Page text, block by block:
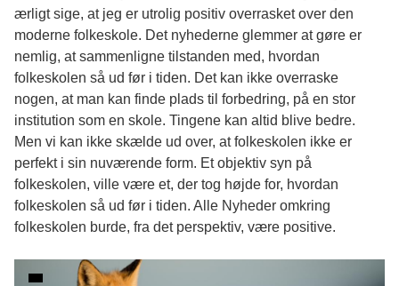
ærligt sige, at jeg er utrolig positiv overrasket over den
moderne folkeskole. Det nyhederne glemmer at gøre er
nemlig, at sammenligne tilstanden med, hvordan
folkeskolen så ud før i tiden. Det kan ikke overraske
nogen, at man kan finde plads til forbedring, på en stor
institution som en skole. Tingene kan altid blive bedre.
Men vi kan ikke skælde ud over, at folkeskolen ikke er
perfekt i sin nuværende form. Et objektiv syn på
folkeskolen, ville være et, der tog højde for, hvordan
folkeskolen så ud før i tiden. Alle Nyheder omkring
folkeskolen burde, fra det perspektiv, være positive.